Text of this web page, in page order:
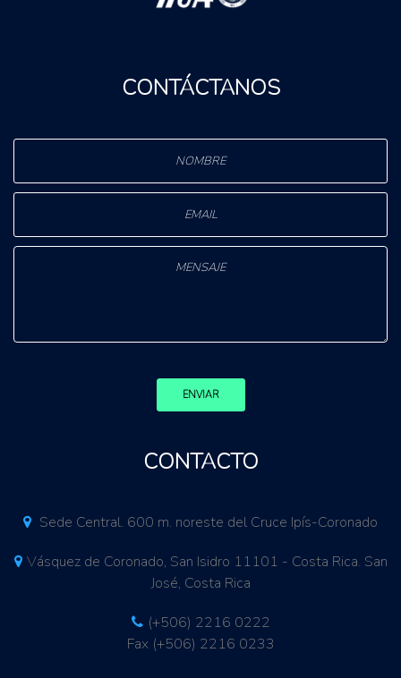
CONTÁCTANOS
ENVIAR
CONTACTO
Sede Central. 600 m. noreste del Cruce Ipís-Coronado
Vásquez de Coronado, San Isidro 11101 - Costa Rica. San
José, Costa Rica
(+506) 2216 0222
Fax (+506) 2216 0233